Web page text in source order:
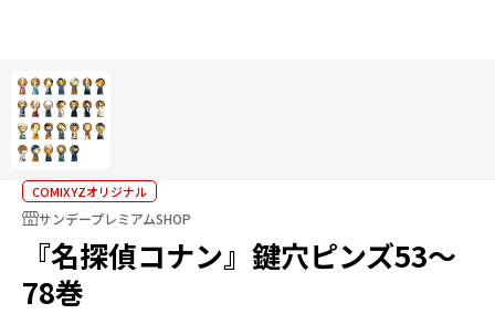
COMIXYZオリジナル
サンデープレミアムSHOP
『名探偵コナン』鍵穴ピンズ53～
78巻